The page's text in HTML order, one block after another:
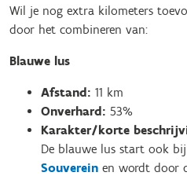
Wil je nog extra kilometers
door het combineren van:
Blauwe lus
Afstand: 11 km
Onverhard: 53%
Karakter/korte
De blauwe lus start ook
Souverein en wordt door